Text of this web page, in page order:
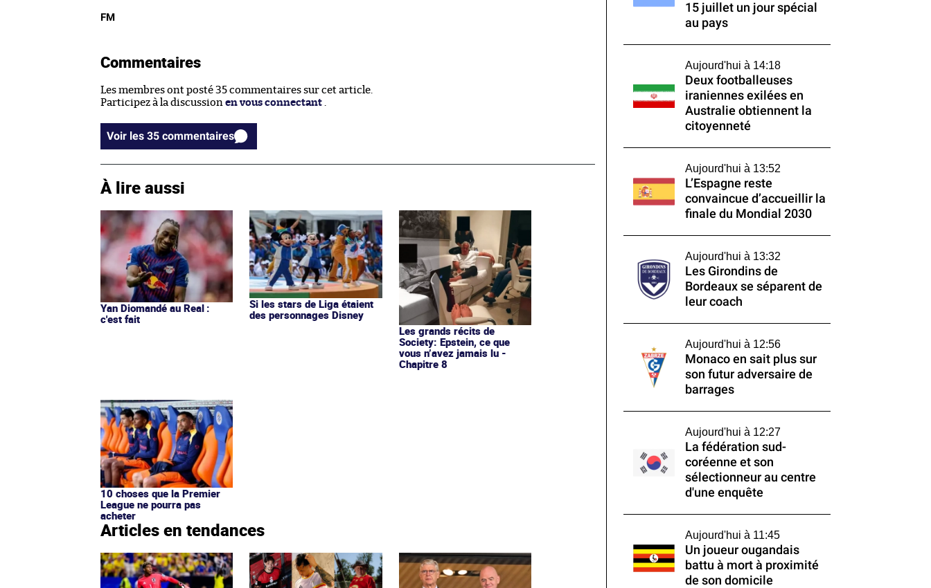
FM
Commentaires
Les membres ont posté 35 commentaires sur cet article.
Participez à la discussion en vous connectant .
Voir les 35 commentaires
À lire aussi
Yan Diomandé au Real :
c'est fait
Si les stars de Liga étaient
des personnages Disney
Les grands récits de
Society: Epstein, ce que
vous n’avez jamais lu -
Chapitre 8
10 choses que la Premier
League ne pourra pas
acheter
Articles en tendances
15 juillet un jour spécial
au pays
Aujourd'hui à 14:18
Deux footballeuses
iraniennes exilées en
Australie obtiennent la
citoyenneté
Aujourd'hui à 13:52
L’Espagne reste
convaincue d’accueillir la
finale du Mondial 2030
Aujourd'hui à 13:32
Les Girondins de
Bordeaux se séparent de
leur coach
Aujourd'hui à 12:56
Monaco en sait plus sur
son futur adversaire de
barrages
Aujourd'hui à 12:27
La fédération sud-
coréenne et son
sélectionneur au centre
d'une enquête
Aujourd'hui à 11:45
Un joueur ougandais
battu à mort à proximité
de son domicile